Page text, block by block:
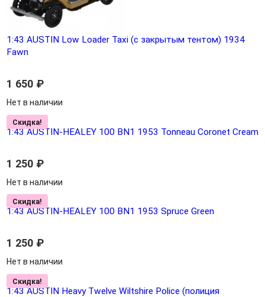
1:43 AUSTIN Low Loader Taxi (с закрытым тентом) 1934
Fawn
1 650 ₽
Нет в наличии
Скидка!
1:43 AUSTIN-HEALEY 100 BN1 1953 Tonneau Coronet Cream
1 250 ₽
Нет в наличии
Скидка!
1:43 AUSTIN-HEALEY 100 BN1 1953 Spruce Green
1 250 ₽
Нет в наличии
Скидка!
1:43 AUSTIN Heavy Twelve Wiltshire Police (полиция